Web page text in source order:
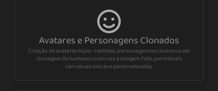
Avatares e Personagens Clonados
Criação de avatares hiper-realistas, personagens exclusivos e até
clonagem de humanos com voz e imagem fiéis, permitindo
narrativas únicas e personalizadas.